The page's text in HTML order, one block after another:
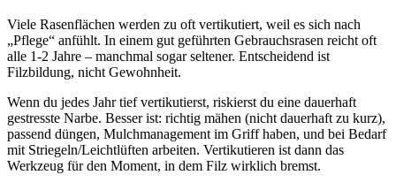
Viele Rasenflächen werden zu oft vertikutiert, weil es sich nach
„Pflege“ anfühlt. In einem gut geführten Gebrauchsrasen reicht oft
alle 1-2 Jahre – manchmal sogar seltener. Entscheidend ist
Filzbildung, nicht Gewohnheit.
Wenn du jedes Jahr tief vertikutierst, riskierst du eine dauerhaft
gestresste Narbe. Besser ist: richtig mähen (nicht dauerhaft zu kurz),
passend düngen, Mulchmanagement im Griff haben, und bei Bedarf
mit Striegeln/Leichtlüften arbeiten. Vertikutieren ist dann das
Werkzeug für den Moment, in dem Filz wirklich bremst.